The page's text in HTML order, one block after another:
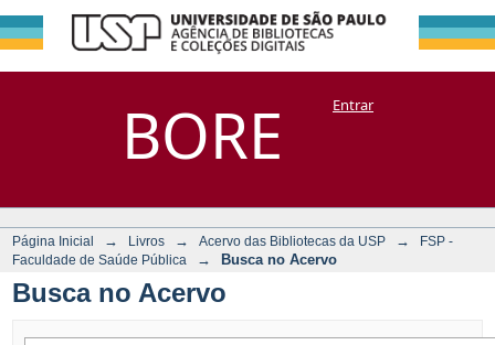
BORE
Busca no Acervo
DSpace/Manakin + CoriscoEntrar
Página Inicial → Livros → Acervo das Bibliotecas da USP →
FSP -
Faculdade de Saúde Pública
→ Busca no Acervo
Busca no Acervo